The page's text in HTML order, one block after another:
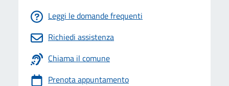
Leggi le domande frequenti
Richiedi assistenza
Chiama il comune
Prenota appuntamento